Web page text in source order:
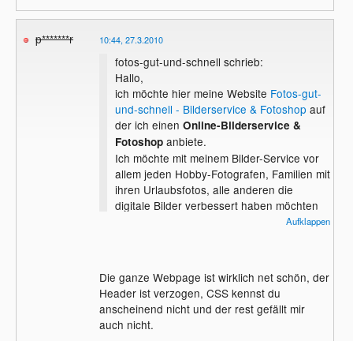
p*******r 10:44, 27.3.2010
fotos-gut-und-schnell schrieb:
Hallo,
ich möchte hier meine Website Fotos-gut-
und-schnell - Bilderservice & Fotoshop auf
der ich einen Online-Bilderservice &
Fotoshop anbiete.
Ich möchte mit meinem Bilder-Service vor
allem jeden Hobby-Fotografen, Familien mit
ihren Urlaubsfotos, alle anderen die
digitale Bilder verbessert haben möchten
ansprechen und zum anderen biete ich
oder einen anderen Foto-Artikel sucht.
Ichbearbeite, optimiere und verändere
digitale Fotos
Aufklappen
Die ganze Webpage ist wirklich net schön, der
Header ist verzogen, CSS kennst du
anscheinend nicht und der rest gefällt mir
auch nicht.